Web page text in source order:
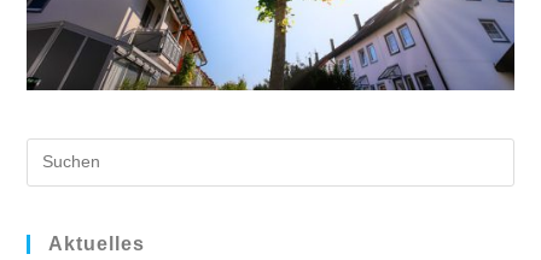
Aktuelles